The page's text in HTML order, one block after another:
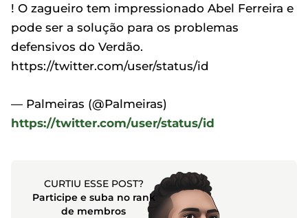
! O zagueiro tem impressionado Abel Ferreira e
pode ser a solução para os problemas
defensivos do Verdão.
https://twitter.com/user/status/id
— Palmeiras (@Palmeiras)
https://twitter.com/user/status/id
CURTIU ESSE POST?
Participe e suba no rank
de membros